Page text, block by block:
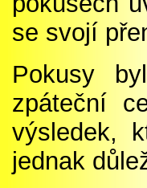
se svojí
Pokusy
zpáteční
výsledek,
jednak